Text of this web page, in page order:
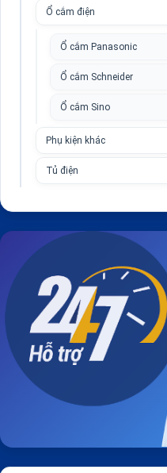
Ổ cắm điện
Ổ cắm Panasonic
Ổ cắm Schneider
Ổ cắm Sino
Phụ kiện khác
Tủ điện